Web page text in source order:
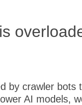
by crawler
AI models,